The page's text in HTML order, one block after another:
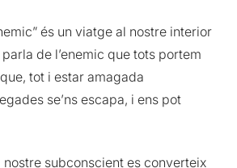
és un viatge al nostre interior
de l’enemic que tots portem
tot i estar amagada
se’ns escapa, i ens pot
subconscient es converteix